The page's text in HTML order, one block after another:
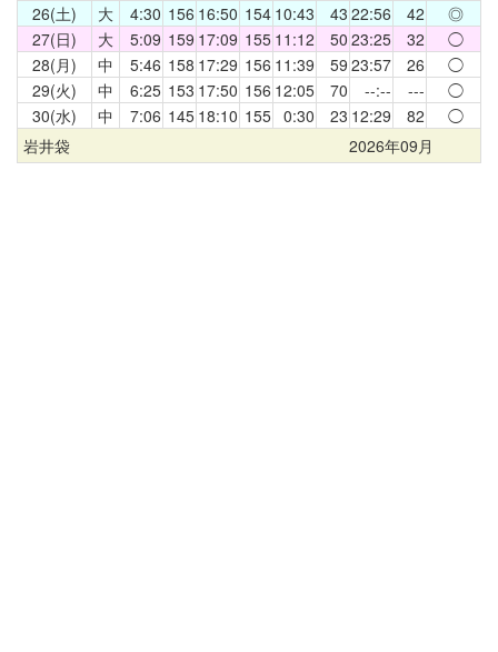
26(土)
大 4:30 156 16:50 154 10:43 43 22:56 42 ◎
27(日)
大 5:09 159 17:09 155 11:12 50 23:25 32 ◯
28(月)
中 5:46 158 17:29 156 11:39 59 23:57 26 ◯
29(火)
中 6:25 153 17:50 156 12:05 70 --:-- --- ◯
30(水)
中 7:06 145 18:10 155 0:30 23 12:29 82 ◯
岩井袋
2026年09月